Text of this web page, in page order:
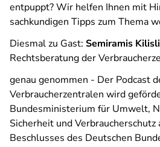
entpuppt? Wir helfen Ihnen mit
sachkundigen Tipps zum Thema
Diesmal zu Gast: Semiramis
Rechtsberatung der
genau genommen - Der Podcast
Verbraucherzentralen wird
Bundesministerium für Umwelt,
Sicherheit und Verbraucherschutz
Beschlusses des Deutschen